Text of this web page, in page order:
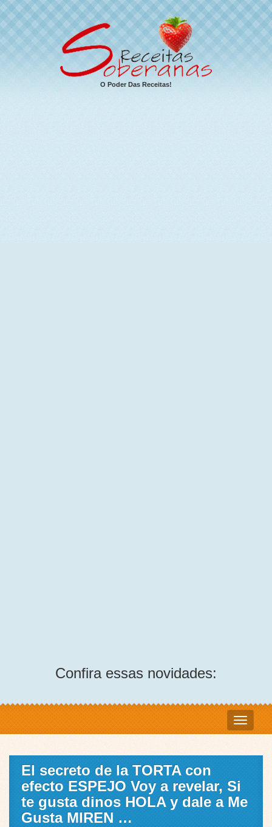
O Poder Das Receitas!
Confira essas novidades:
El secreto de la TORTA con
efecto ESPEJO Voy a revelar, Si
te gusta dinos HOLA y dale a Me
Gusta MIREN …